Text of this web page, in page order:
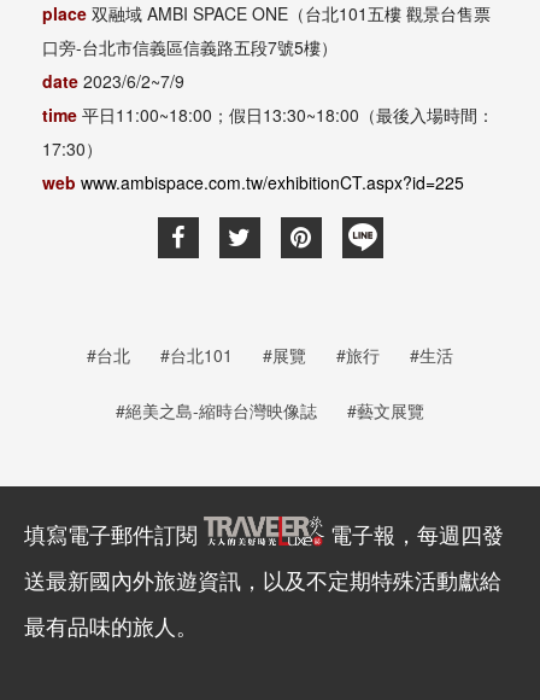
place 双融域 AMBI SPACE ONE（台北101五樓 觀景台售票
口旁-台北市信義區信義路五段7號5樓）
date 2023/6/2~7/9
time 平日11:00~18:00；假日13:30~18:00（最後入場時間：
17:30）
web www.ambispace.com.tw/exhibitionCT.aspx?id=225
#台北 #台北101 #展覽 #旅行 #生活
#絕美之島-縮時台灣映像誌 #藝文展覽
填寫電子郵件訂閱
電子報，每週四發
送最新國內外旅遊資訊，以及不定期特殊活動獻給
最有品味的旅人。